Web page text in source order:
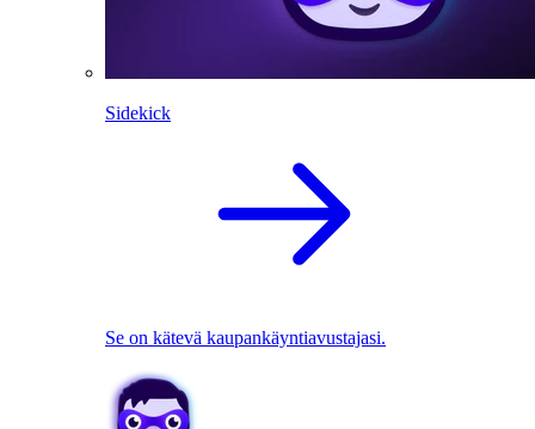
Sidekick
Se on kätevä kaupankäyntiavustajasi.